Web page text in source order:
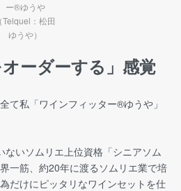
ー®ゆうや
（Telquel：松田
ゆうや）
ーダーする」感覚
て私「ワインフィッター®︎ゆうや」
ないソムリエ上位資格「シニアソム
一筋、約20年に渡るソムリエ業で培
だけにピッタリなワインセットを仕